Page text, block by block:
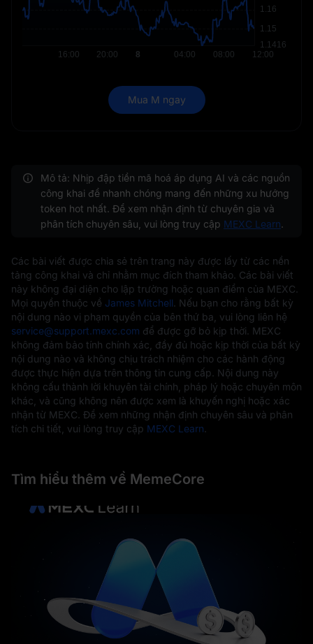
Mua M ngay
Mô tả: Nhịp đập tiền mã hoá áp dụng AI và các nguồn
công khai để nhanh chóng mang đến những xu hướng
token hot nhất. Để xem nhận định từ chuyên gia và
phân tích chuyên sâu, vui lòng truy cập MEXC Learn.
Các bài viết được chia sẻ trên trang này được lấy từ các nền
tảng công khai và chỉ nhằm mục đích tham khảo. Các bài viết
này không đại diện cho lập trường hoặc quan điểm của MEXC.
Mọi quyền thuộc về James Mitchell. Nếu bạn cho rằng bất kỳ
nội dung nào vi phạm quyền của bên thứ ba, vui lòng liên hệ
service@support.mexc.com để được gỡ bỏ kịp thời. MEXC
không đảm bảo tính chính xác, đầy đủ hoặc kịp thời của bất kỳ
nội dung nào và không chịu trách nhiệm cho các hành động
được thực hiện dựa trên thông tin cung cấp. Nội dung này
không cấu thành lời khuyên tài chính, pháp lý hoặc chuyên môn
khác, và cũng không nên được xem là khuyến nghị hoặc xác
nhận từ MEXC. Để xem những nhận định chuyên sâu và phân
tích chi tiết, vui lòng truy cập MEXC Learn.
Tìm hiểu thêm về MemeCore